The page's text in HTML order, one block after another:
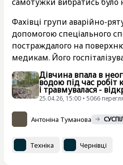
Фахівці групи аварійно-
допомогою спеціального
постраждалого на
медикам. Його
Дівчина впала в
водою під час робіт
і травмувалася -
25.04.26, 15:00 • 5066
Антоніна Туманова
Техніка Чернівці